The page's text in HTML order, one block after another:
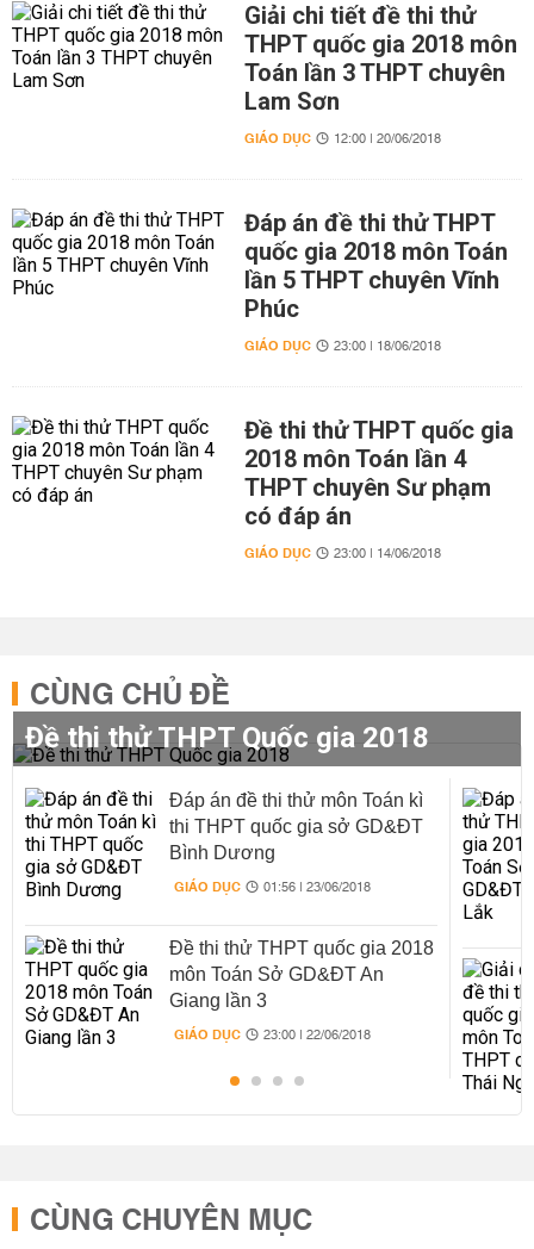
Giải chi tiết đề thi thử
THPT quốc gia 2018 môn
Toán lần 3 THPT chuyên
Lam Sơn
GIÁO DỤC 12:00 | 20/06/2018
Đáp án đề thi thử THPT
quốc gia 2018 môn Toán
lần 5 THPT chuyên Vĩnh
Phúc
GIÁO DỤC 23:00 | 18/06/2018
Đề thi thử THPT quốc gia
2018 môn Toán lần 4
THPT chuyên Sư phạm
có đáp án
GIÁO DỤC 23:00 | 14/06/2018
CÙNG CHỦ ĐỀ
Đề thi thử THPT Quốc gia 2018
Đáp án đề thi thử môn Toán kì
thi THPT quốc gia sở GD&ĐT
Bình Dương
GIÁO DỤC 01:56 | 23/06/2018
Đề thi thử THPT quốc gia 2018
môn Toán Sở GD&ĐT An
Giang lần 3
GIÁO DỤC 23:00 | 22/06/2018
CÙNG CHUYÊN MỤC